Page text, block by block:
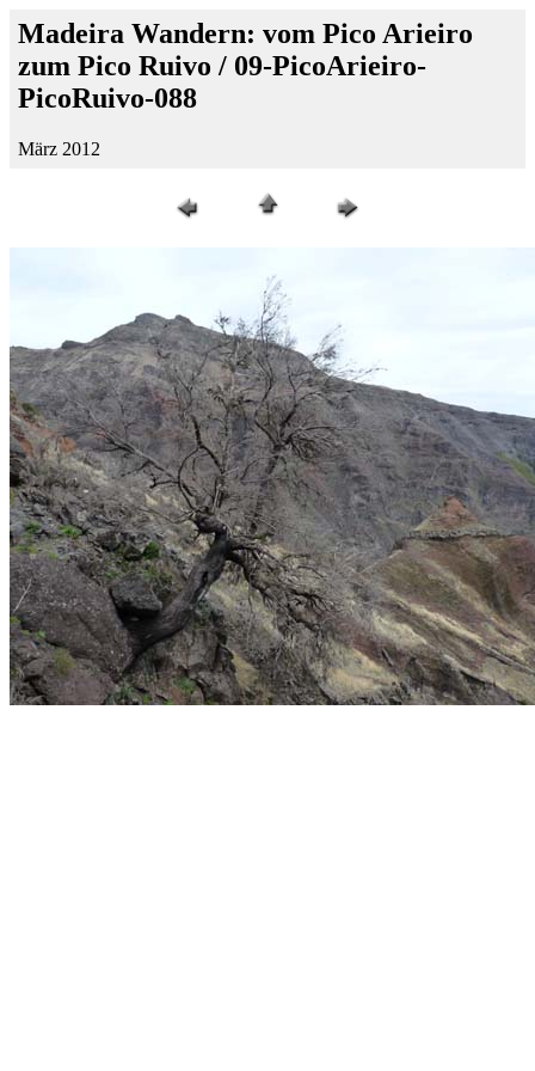
Madeira Wandern: vom Pico Arieiro
zum Pico Ruivo / 09-PicoArieiro-
PicoRuivo-088
März 2012